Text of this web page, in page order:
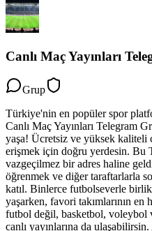
Canlı Maç Yayınları
Grup
Türkiye'nin en popüler spor
Canlı Maç Yayınları Telegram
yaşa! Ücretsiz ve yüksek kaliteli
erişmek için doğru yerdesin. Bu
vazgeçilmez bir adres haline
öğrenmek ve diğer taraftarlarla
katıl. Binlerce futbolseverle
yaşarken, favori takımlarının en
futbol değil, basketbol, voleybol
canlı yayınlarına da